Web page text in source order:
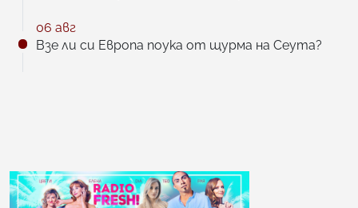
06 авг
Взе ли си Европа поука от щурма на Сеута?